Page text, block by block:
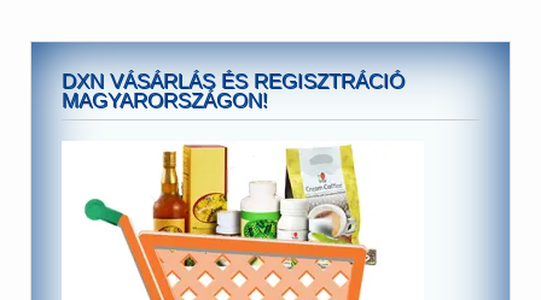
DXN VÁSÁRLÁS ÉS REGISZTRÁCIÓ
MAGYARORSZÁGON!